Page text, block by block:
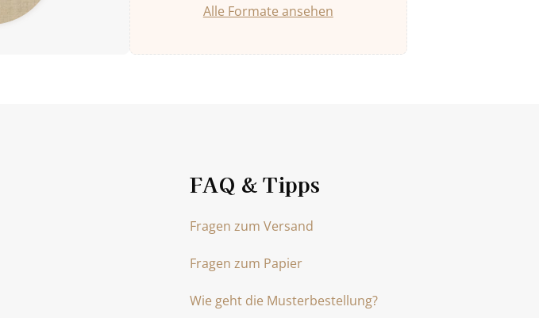
Alle Formate ansehen
FAQ & Tipps
Fragen zum Versand
Fragen zum Papier
Wie geht die Musterbestellung?